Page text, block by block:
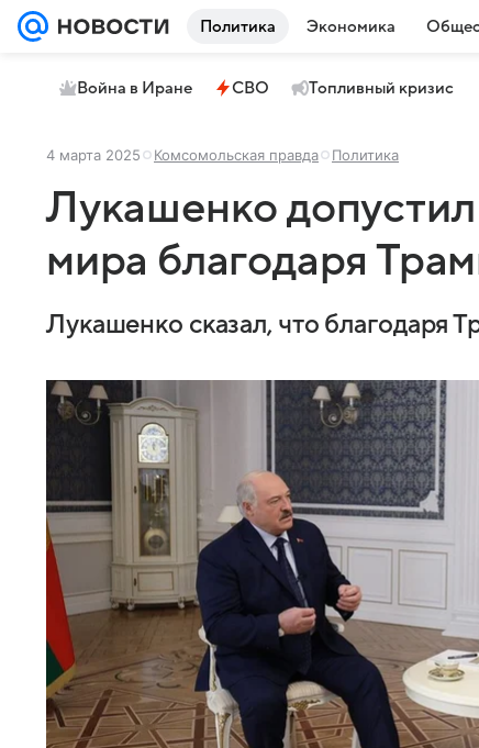
Политика Экономика
Война в Иране СВО Топливный кризис
4 марта 2025 Комсомольская правда Политика
Лукашенко
мира благодаря
Лукашенко сказал, что благодаря